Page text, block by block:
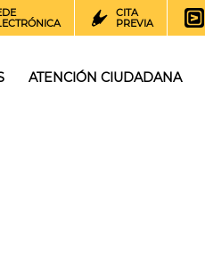
CITA
PREVIA
ATENCIÓN CIUDADANA